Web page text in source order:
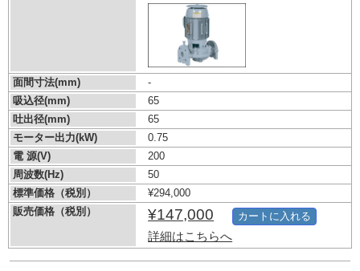
面間寸法(mm)
-
吸込径(mm)
65
吐出径(mm)
65
モーター出力(kW)
0.75
電 源(V)
200
周波数(Hz)
50
標準価格（税別）
¥294,000
販売価格（税別）
¥147,000
詳細はこちらへ
カートに入れる